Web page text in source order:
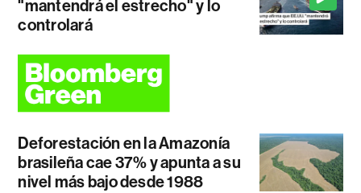
"mantendrá el estrecho" y lo
controlará
Deforestación en la Amazonía
brasileña cae 37% y apunta a su
nivel más bajo desde 1988